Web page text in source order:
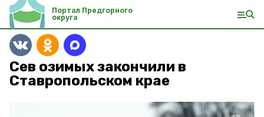
Портал Предгорного
округа
Сев озимых закончили в
Ставропольском крае